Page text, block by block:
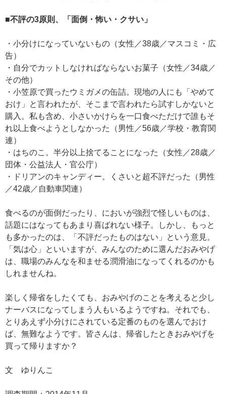
■不評の3原則、「面倒・怖い・クサい」
・小分けになっていないもの（女性／38歳／マスコミ・広
告）
・自分でカットしなければならないお菓子（女性／34歳／
その他）
・小笠原で買ったウミガメの缶詰。現地の人にも「やめて
おけ」と言われたが、そこまで言われたら試すしかないと
購入。私も含め、小さいかけらを一口食べただけで誰もそ
れ以上食べようとしなかった（男性／56歳／学校・教育関
連）
・はちのこ。半分以上捨てることになった（女性／28歳／
団体・公益法人・官公庁）
・ドリアンのキャンディー。くさいと超不評だった（男性
／42歳／自動車関連）
食べるのが面倒だったり、においが強烈で怪しいものは、
話題にはなってもあまり喜ばれない様子。しかし、もっと
も多かったのは、「不評だったものはない」という意見。
「気は心」といいますが、みんなのために選んだおみやげ
は、職場のみんなを和ませる潤滑油になってくれるのかも
しれませんね。
楽しく帰省をしたくても、おみやげのことを考えると少し
ナーバスになってしまう人もいるようですね。それでも、
とりあえず小分けにされている定番のものを選んでおけ
ば、無難なようです。皆さんは、帰省したときおみやげを
買って帰りますか？
文 ゆりんこ